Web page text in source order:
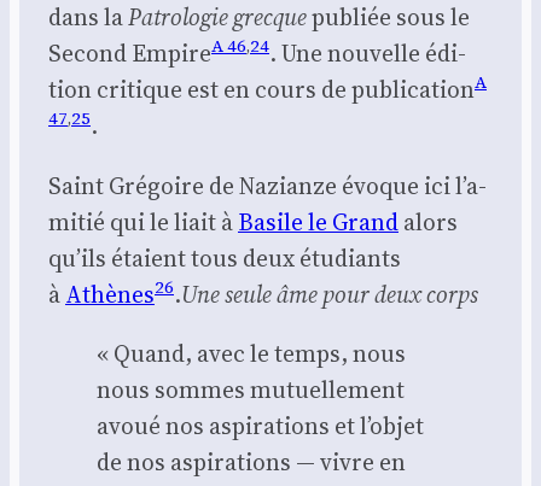
dans laPatro­lo­gie grecquepubliée sous le
Second EmpireA 46,24. Une nou­velle édi­
tion cri­tique est en cours de publi­ca­tionA
47,25.
Saint Gré­goire de Nazianze évoque ici l’a­
mi­tié qui le liait àBasile le Grandalors
qu’ils étaient tous deux étu­diants
àAthènes26.Une seule âme pour deux corps
« Quand, avec le temps, nous
nous sommes mutuel­le­ment
avoué nos aspi­ra­tions et l’ob­jet
de nos aspi­ra­tions — vivre en